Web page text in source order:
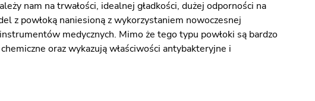
nam na trwałości, idealnej gładkości, dużej odporności na
z powłoką naniesioną z wykorzystaniem nowoczesnej
medycznych. Mimo że tego typu powłoki są bardzo
oraz wykazują właściwości antybakteryjne i